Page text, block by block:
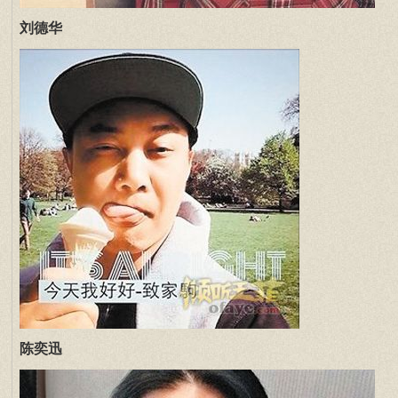
刘德华
陈奕迅